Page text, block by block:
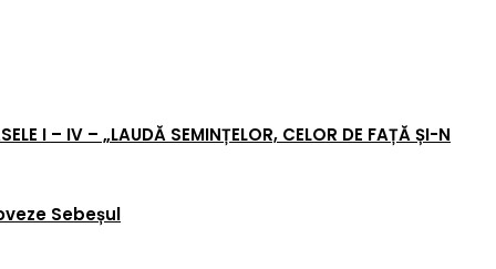
I – IV – „LAUDĂ SEMINȚELOR, CELOR DE FAȚĂ ȘI-N
Sebeșul